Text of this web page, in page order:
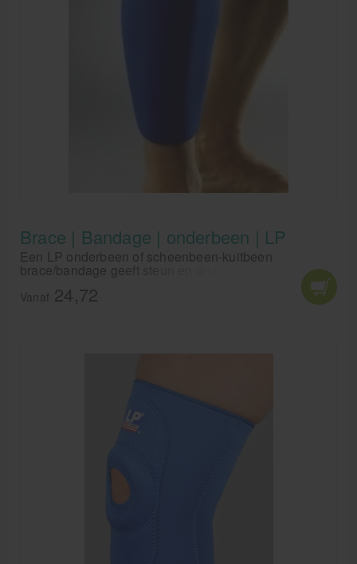
Brace | Bandage | onderbeen | LP
Een LP onderbeen of scheenbeen-kuitbeen
brace/bandage geeft steun en druk aan kuit en
scheen. Voor blessures aan het onderbeen, zoals
achillespees en beschadiging aan het scheenbeen.
Vanaf 24,72